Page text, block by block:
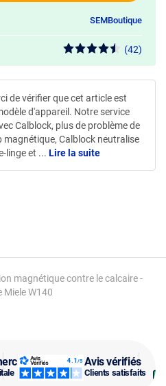
Avis vérifiés
Clients satisfaits
magnétique contre le calcaire -
W140
SEMBoutique
(42)
de vérifier que cet article est
d'appareil. Notre service
Calblock, plus de problème de
magnétique, Calblock neutralise
linge et ... Lire la suite